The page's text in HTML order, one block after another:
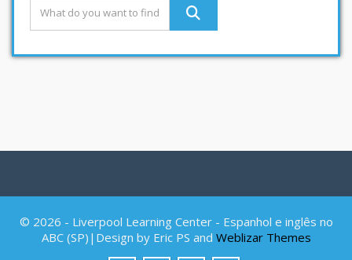
© 2026 - Liverpool Learning Center - Espanhol e inglês no
ABC (SP)|Design by Eric PS and Weblizar Themes